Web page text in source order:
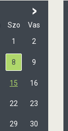
>
Szo
Vas
1
2
8 9
15 16
22 23
29 30